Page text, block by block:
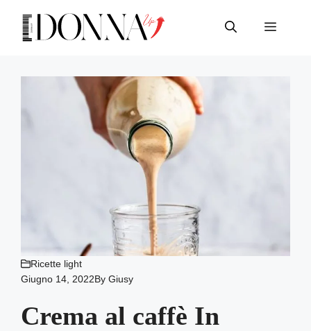
contenuto
Menu
Ricette light
Giugno 14, 2022ByGiusy
Crema al caffè In